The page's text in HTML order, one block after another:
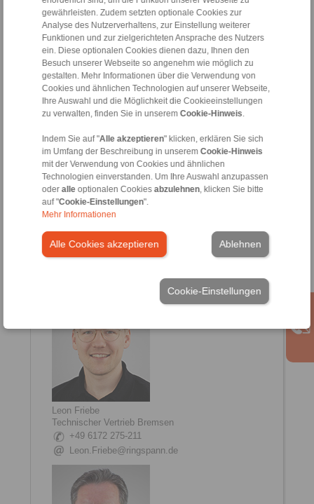
gewährleisten. Zudem setzten optionale Cookies zur
Analyse des Nutzerverhaltens, zur Einstellung weiterer
Funktionen und zur zielgerichteten Ansprache des Nutzers
ein. Diese optionalen Cookies dienen dazu, Ihnen den
Besuch unserer Webseite so angenehm wie möglich zu
gestalten. Mehr Informationen über die Verwendung von
Cookies und ähnlichen Technologien auf unserer Webseite,
Ihre Auswahl und die Möglichkeit die Cookieeinstellungen
zu verwalten, finden Sie in unserem Cookie-Hinweis
Indem Sie auf "Alle akzeptieren" klicken, erklären Sie sich
im Umfang der Beschreibung in unserem Cookie-Hinweis
mit der Verwendung von Cookies und ähnlichen
Technologien einverstanden. Um Ihre Auswahl anzupassen
oder alleoptionalen Cookies abzulehnen, klicken Sie bitte
auf "Cookie-Einstellungen".
Mehr Informationen
Alle Cookies akzeptieren Ablehnen
Cookie-Einstellungen
Marija Aleksic
Vertrieb Bremsen
+49 6172 275-303
Marija.Aleksic@ringspann.de
Simone Giessen
Vertrieb Bremsen
+49 6172 275-124
Leon Friebe
Technischer Vertrieb Bremsen
+49 6172 275-211
Leon.Friebe@ringspann.de